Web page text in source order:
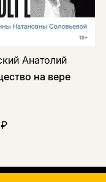
Анатолий
на вере